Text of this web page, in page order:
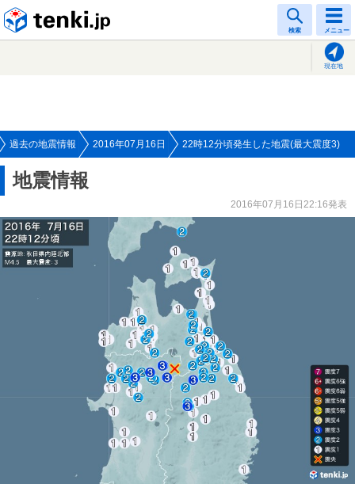
検索 メニュー
現在地
過去の地震情報 2016年07月16日 22時12分頃発生した地震(最大震度3)
地震情報
2016年07月16日22:16発表